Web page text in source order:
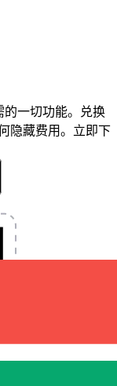
一切功能。兑换
隐藏费用。立即下